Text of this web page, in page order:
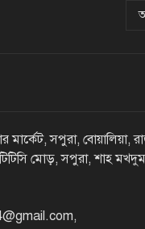
সপুরা, বোয়ালিয়া,
মোড়, সপুরা, শাহ
,